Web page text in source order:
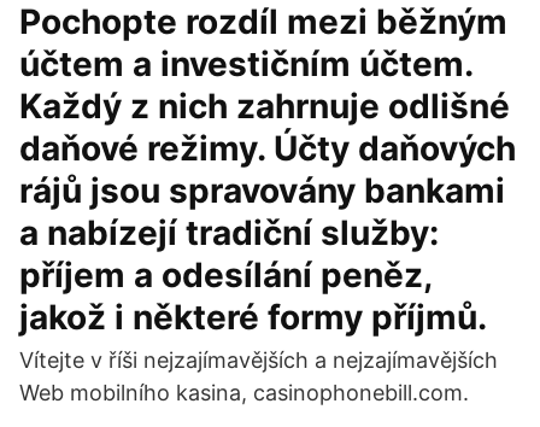
Pochopte rozdíl mezi běžným
účtem a investičním účtem.
Každý z nich zahrnuje odlišné
daňové režimy. Účty daňových
rájů jsou spravovány bankami
a nabízejí tradiční služby:
příjem a odesílání peněz,
jakož i některé formy příjmů.
Vítejte v říši nejzajímavějších a nejzajímavějších
Web mobilního kasina, casinophonebill.com.